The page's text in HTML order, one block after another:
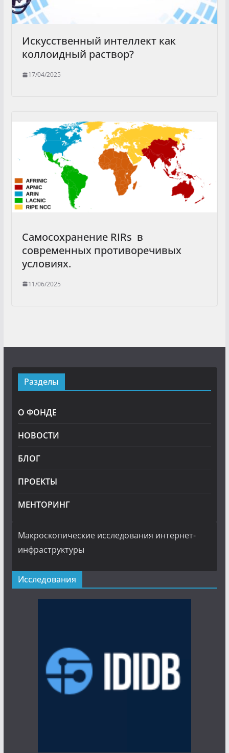
Искусственный интеллект как
коллоидный раствор?
17/04/2025
Самосохранение RIRs в
современных противоречивых
условиях.
11/06/2025
Разделы
О ФОНДЕ
НОВОСТИ
БЛОГ
ПРОЕКТЫ
МЕНТОРИНГ
Макроскопические исследования интернет-
инфраструктуры
Исследования